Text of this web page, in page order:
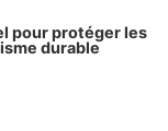
pour protéger les
durable